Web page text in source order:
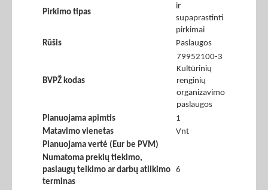
Pirkimo tipas
ir
supaprastinti
pirkimai
Rūšis
Paslaugos
BVPŽ kodas
79952100-3
Kultūrinių
renginių
organizavimo
paslaugos
Planuojama apimtis
1
Matavimo vienetas
Vnt
Planuojama vertė (Eur be PVM)
Numatoma prekių tiekimo,
paslaugų teikimo ar darbų atlikimo
terminas
6